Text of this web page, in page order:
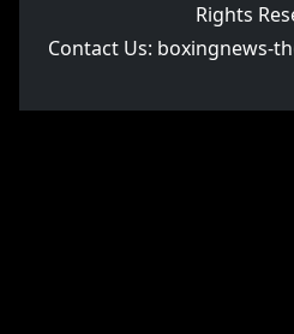
Rights
Contact Us: boxingnews-